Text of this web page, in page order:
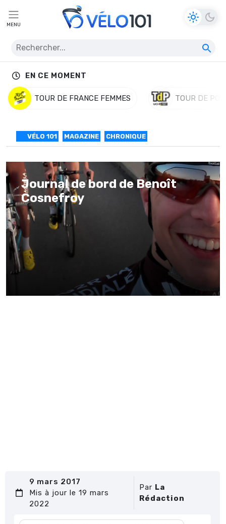
MENU
EN CE MOMENT
TOUR DE FRANCE FEMMES TOUR DE
VÉLO 101 MAGAZINE CHRONIQUE
Journal de bord de Benoît
Cosnefroy
9 mars 2017
Mis à jour le 19 mars
2022
Par La
Rédaction